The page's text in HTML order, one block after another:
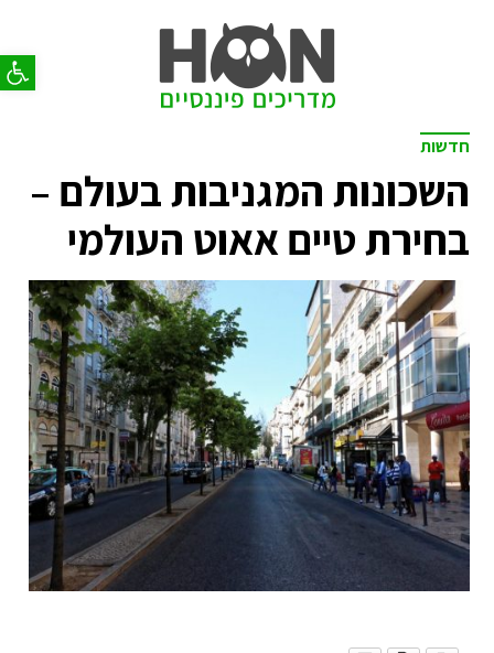
פתח
חדשות
השכונות המגניבות בעולם –
בחירת טיים אאוט העולמי